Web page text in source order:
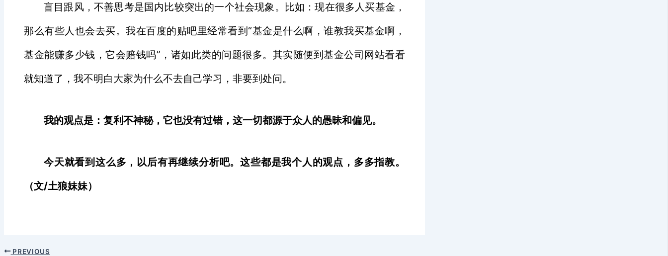
盲目跟风，不善思考是国内比较突出的一个社会现象。比如：现在很多人买基金，
那么有些人也会去买。我在百度的贴吧里经常看到“基金是什么啊，谁教我买基金啊，
基金能赚多少钱，它会赔钱吗”，诸如此类的问题很多。其实随便到基金公司网站看看
就知道了，我不明白大家为什么不去自己学习，非要到处问。
我的观点是：复利不神秘，它也没有过错，这一切都源于众人的愚昧和偏见。
今天就看到这么多，以后有再继续分析吧。这些都是我个人的观点，多多指教。
（文/土狼妹妹）
PREVIOUS